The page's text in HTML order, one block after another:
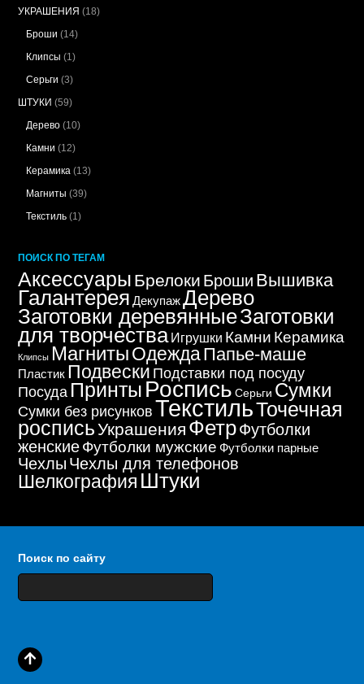
УКРАШЕНИЯ (18)
Броши (14)
Клипсы (1)
Серьги (3)
ШТУКИ (59)
Дерево (10)
Камни (12)
Керамика (13)
Магниты (39)
Текстиль (1)
ПОИСК ПО ТЕГАМ
Аксессуары Брелоки Броши Вышивка
Галантерея Декупаж Дерево
Заготовки деревянныеЗаготовки
для творчестваИгрушки Камни Керамика
Клипсы Магниты ОдеждаПапье-маше
Пластик Подвески Подставки под посуду
Посуда Принты Роспись Серьги Сумки
Сумки без рисунков ТекстильТочечная
росписьУкрашения ФетрФутболки
женскиеФутболки мужские Футболки парные
Чехлы Чехлы для телефонов
Шелкография Штуки
Поиск по сайту